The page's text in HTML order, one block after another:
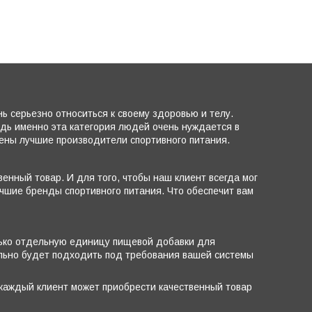
относиться к своему здоровью и телу.
именно эта категория людей очень нуждается в
лучшие производители спортивного питания.
товар. И для того, чтобы наш клиент всегда мог
бренды спортивного питания. Что обеспечит вам
отдельную единицу пищевой добавки для
будет подходить под требования вашей системы
клиент может приобрести качественный товар